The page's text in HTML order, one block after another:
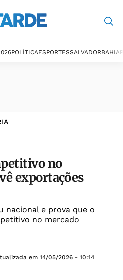
POLÍTICAESPORTESSALVADORBAHIA
no
exportações
nacional e prova que o
no mercado
em 14/05/2026 - 10:14